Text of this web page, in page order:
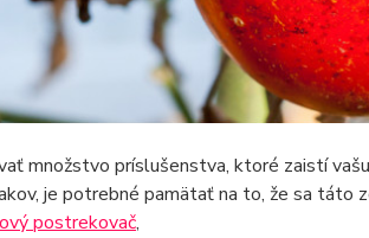
množstvo príslušenstva, ktoré zaistí
je potrebné pamätať na to, že sa
postrekovač,